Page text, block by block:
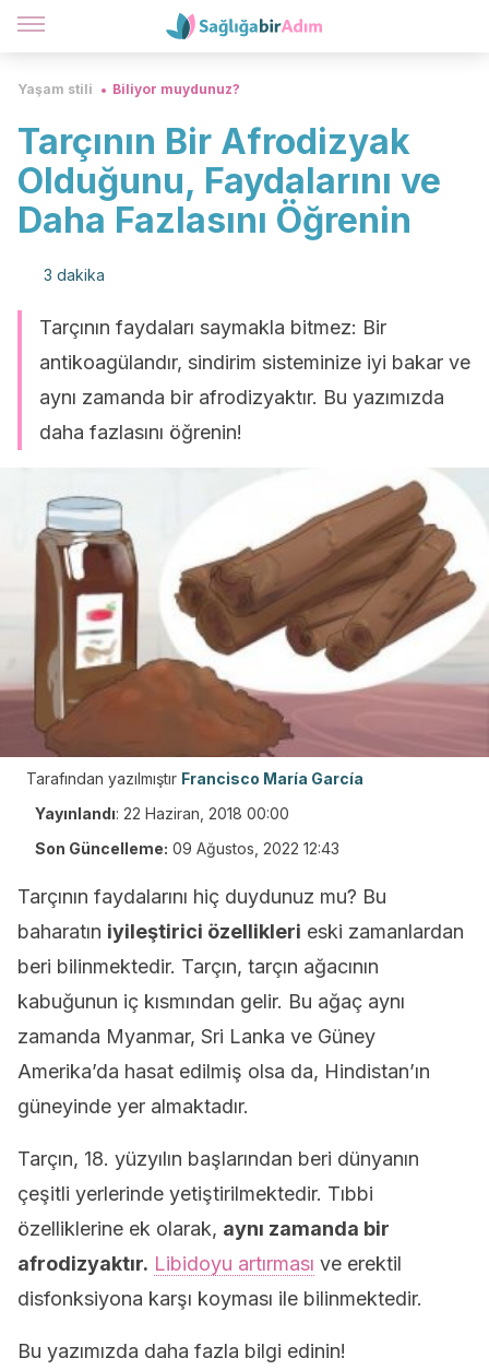
Yaşam stili Biliyor muydunuz?
Tarçının Bir Afrodizyak
Olduğunu, Faydalarını ve
Daha Fazlasını Öğrenin
3 dakika
Tarçının faydaları saymakla bitmez: Bir
antikoagülandır, sindirim sisteminize iyi bakar ve
aynı zamanda bir afrodizyaktır. Bu yazımızda
daha fazlasını öğrenin!
Tarafından yazılmıştır Francisco María García
Yayınlandı: 22 Haziran, 2018 00:00
Son Güncelleme: 09 Ağustos, 2022 12:43
Tarçının faydalarını hiç duydunuz mu? Bu
baharatın iyileştirici özellikleri eski zamanlardan
beri bilinmektedir. Tarçın, tarçın ağacının
kabuğunun iç kısmından gelir. Bu ağaç aynı
zamanda Myanmar, Sri Lanka ve Güney
Amerika’da hasat edilmiş olsa da, Hindistan’ın
güneyinde yer almaktadır.
Tarçın, 18. yüzyılın başlarından beri dünyanın
çeşitli yerlerinde yetiştirilmektedir. Tıbbi
özelliklerine ek olarak, aynı zamanda bir
afrodizyaktır. Libidoyu artırması ve erektil
disfonksiyona karşı koyması ile bilinmektedir.
Bu yazımızda daha fazla bilgi edinin!